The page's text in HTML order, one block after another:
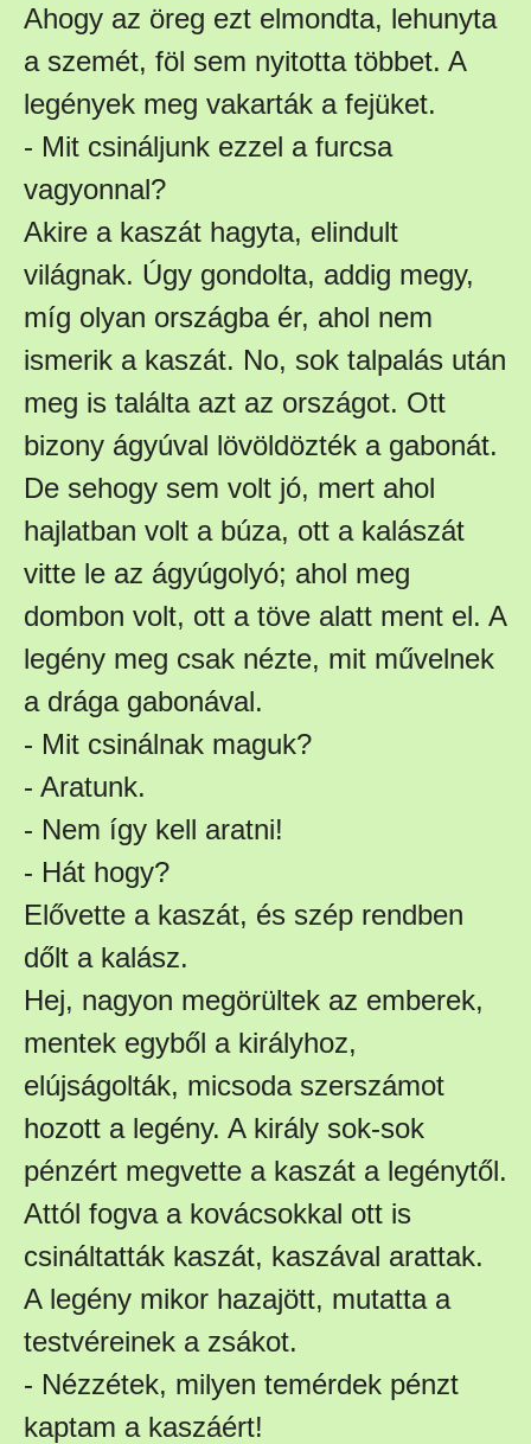
Ahogy az öreg ezt elmondta, lehunyta
a szemét, föl sem nyitotta többet. A
legények meg vakarták a fejüket.
- Mit csináljunk ezzel a furcsa
vagyonnal?
Akire a kaszát hagyta, elindult
világnak. Úgy gondolta, addig megy,
míg olyan országba ér, ahol nem
ismerik a kaszát. No, sok talpalás után
meg is találta azt az országot. Ott
bizony ágyúval lövöldözték a gabonát.
De sehogy sem volt jó, mert ahol
hajlatban volt a búza, ott a kalászát
vitte le az ágyúgolyó; ahol meg
dombon volt, ott a töve alatt ment el. A
legény meg csak nézte, mit művelnek
a drága gabonával.
- Mit csinálnak maguk?
- Aratunk.
- Nem így kell aratni!
- Hát hogy?
Elővette a kaszát, és szép rendben
dőlt a kalász.
Hej, nagyon megörültek az emberek,
mentek egyből a királyhoz,
elújságolták, micsoda szerszámot
hozott a legény. A király sok-sok
pénzért megvette a kaszát a legénytől.
Attól fogva a kovácsokkal ott is
csináltatták kaszát, kaszával arattak.
A legény mikor hazajött, mutatta a
testvéreinek a zsákot.
- Nézzétek, milyen temérdek pénzt
kaptam a kaszáért!